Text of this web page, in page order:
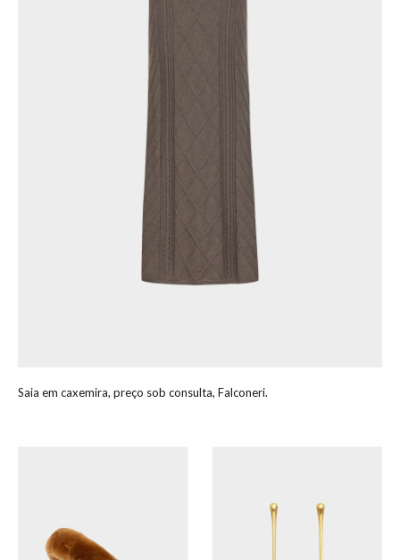
Saia em caxemira, preço sob consulta, Falconeri.